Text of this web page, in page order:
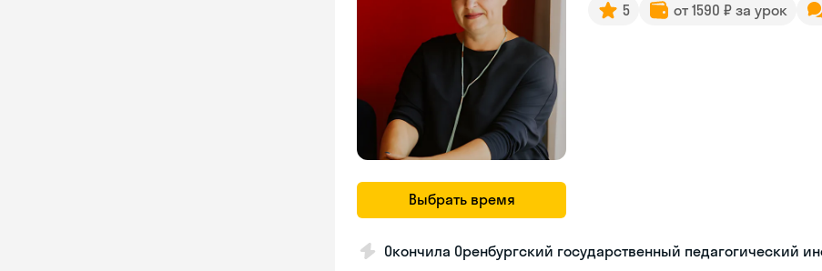
Выбрать время
5 от 1590 ₽ за урок
Окончила Оренбургский государственный педагогический